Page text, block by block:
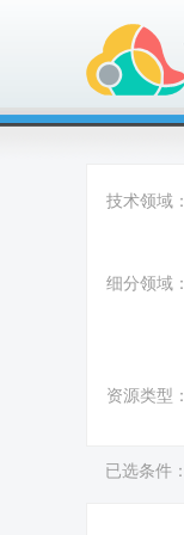
技术领域：
细分领域：
资源类型：
已选条件：